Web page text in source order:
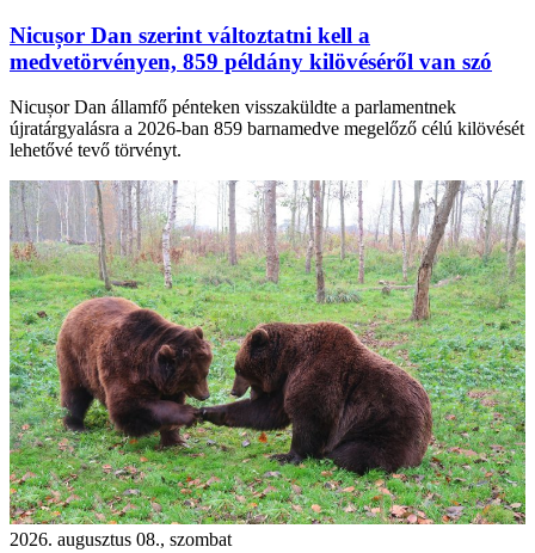
Nicușor Dan szerint változtatni kell a
medvetörvényen, 859 példány kilövéséről van szó
Nicușor Dan államfő pénteken visszaküldte a parlamentnek
újratárgyalásra a 2026-ban 859 barnamedve megelőző célú kilövését
lehetővé tevő törvényt.
2026. augusztus 08., szombat